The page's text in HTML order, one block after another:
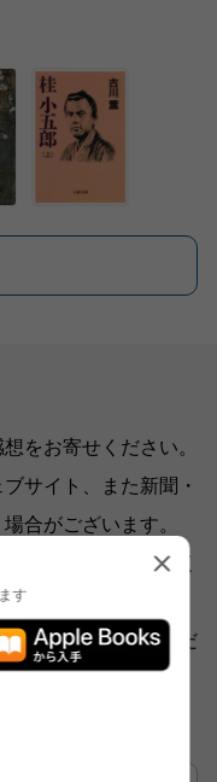
をお寄せください。
サイト、また新聞・
合がございます。
ねますのでご了承く
ら各部門にお送りくだ
す